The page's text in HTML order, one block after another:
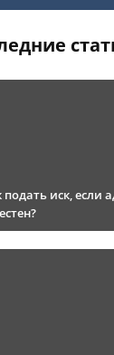
подать иск, если